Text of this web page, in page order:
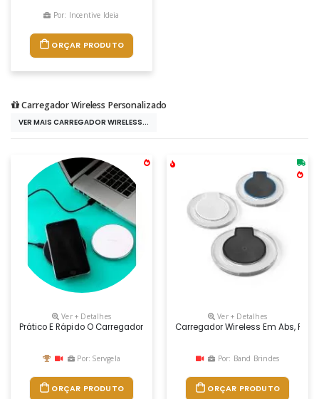
Por: Incentive Ideia
ORÇAR PRODUTO
Carregador Wireless Personalizado
VER MAIS CARREGADOR WIRELESS...
Ver + Detalhes
Prático E Rápido O Carregador Portátil De Celular Personalizado
Por: Servgela
ORÇAR PRODUTO
Ver + Detalhes
Carregador Wireless Em Abs,
Por: Band Brindes
ORÇAR PRODUTO